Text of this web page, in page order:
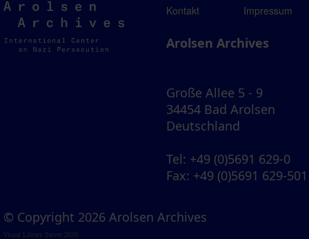
Arolsen
Archives
Kontakt Impressum
Arolsen Archives
Große Allee 5 - 9
34454 Bad Arolsen
Deutschland
Tel: +49 (0)5691 629-0
Fax: +49 (0)5691 629-501
© Copyright 2026 Arolsen Archives
Visual Library Server 2026